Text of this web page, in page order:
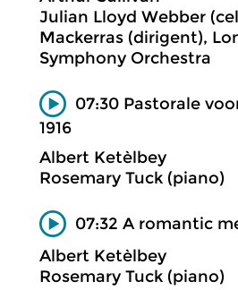
Julian Lloyd Webber
Mackerras (dirigent),
Symphony Orchestra
07:30 Pastorale
1916
Albert Ketèlbey
Rosemary Tuck (piano)
07:32 A romantic
Albert Ketèlbey
Rosemary Tuck (piano)